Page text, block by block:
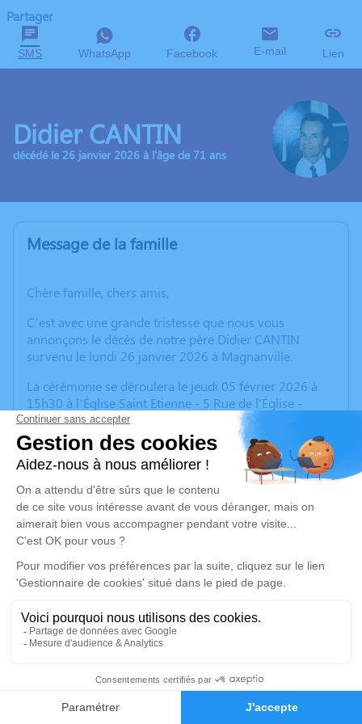
Faire-part Hommages
Partager
SMS WhatsApp Facebook E-mail Lien
Didier CANTIN
décédé le 26 janvier 2026 à l'âge de 71 ans
Message de la famille
Chère famille, chers amis,
C’est avec une grande tristesse que nous vous
annonçons le décès de notre père Didier CANTIN
survenu le lundi 26 janvier 2026 à Magnanville.
La cérémonie se déroulera le jeudi 05 février 2026 à
15h30 à l’Église Saint Etienne - 5 Rue de l'Église -
78711 Mantes-la-Ville.
Cet espace vous permet de laisser vos condoléances,
partager des photos souvenirs, une anecdote ou
exprimer vos pensées à travers des poèmes ou des
textes. Cet endroit est un lieu d'expression dédié à
honorer la mémoire de notre père.
Nous vous remercions pour vos pensées.
Ses enfants.
Un service de plantation d’arbre hommage est
Je rends hommage